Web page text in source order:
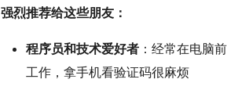
强烈推荐给这些朋友：
程序员和技术爱好者 ：经常在电脑前
工作，拿手机看验证码很麻烦